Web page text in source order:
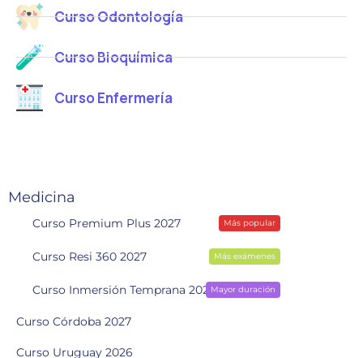
Curso Odontología
Curso Bioquímica
Curso Enfermería
Medicina
Curso Premium Plus 2027 Más popular
Curso Resi 360 2027 Más exámenes
Curso Inmersión Temprana 2028Mayor duración
Curso Córdoba 2027
Curso Uruguay 2026